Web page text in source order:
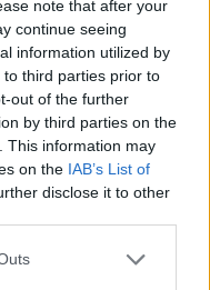
note that after your
continue seeing
information utilized by
third parties prior to
out of the further
by third parties on the
This information may
on the IAB’s List of
disclose it to other